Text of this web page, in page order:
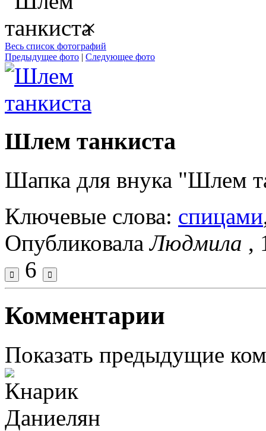
×
Весь список фотографий
Предыдущее фото | Следующее фото
Шлем танкиста
Шапка для внука "Шлем
Ключевые слова: спицами
ОпубликовалаЛюдмила ,
6
Комментарии
Показать предыдущие